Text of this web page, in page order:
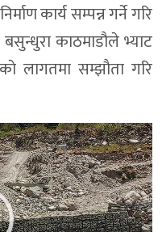
कार्य सम्पन्न गर्ने गरि
काठमाडौले भ्याट
लागतमा सम्झाैता गरि